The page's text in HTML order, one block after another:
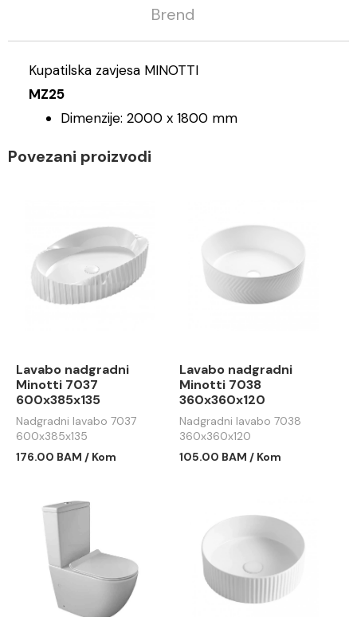
Brend
Kupatilska zavjesa MINOTTI
MZ25
Dimenzije: 2000 x 1800 mm
Povezani proizvodi
Lavabo nadgradni
Minotti 7037
600x385x135
Nadgradni lavabo 7037
600x385x135
176.00 BAM / Kom
Lavabo nadgradni
Minotti 7038
360x360x120
Nadgradni lavabo 7038
360x360x120
105.00 BAM / Kom